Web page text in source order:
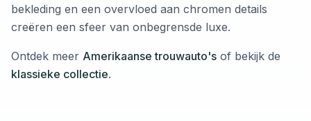
bekleding en een overvloed aan chromen details
creëren een sfeer van onbegrensde luxe.
Ontdek meer Amerikaanse trouwauto's of bekijk de
klassieke collectie.